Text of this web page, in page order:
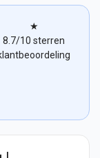
★
8.7/10 sterren